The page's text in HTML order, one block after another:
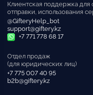
Клиентская поддержка для
отправки, использования
@GifteryHelp_bot
support@giftery.kz
+7 771 778 68 17
Отдел продаж
(для юридических лиц)
+7 775 007 40 95
b2b@giftery.kz